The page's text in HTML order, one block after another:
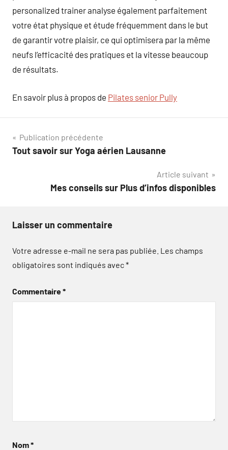
personalized trainer analyse également parfaitement
votre état physique et étude fréquemment dans le but
de garantir votre plaisir, ce qui optimisera par la même
neufs l’efficacité des pratiques et la vitesse beaucoup
de résultats.
En savoir plus à propos de Pilates senior Pully
Navigation
de
Publication précédente
Tout savoir sur Yoga aérien Lausanne
Article suivant
Mes conseils sur Plus d’infos disponibles
Laisser un commentaire
Votre adresse e-mail ne sera pas publiée. Les champs
obligatoires sont indiqués avec*
Commentaire*
Nom*